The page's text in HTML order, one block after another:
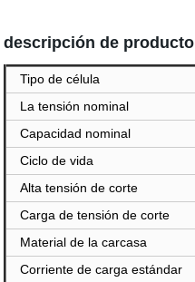
descripción de producto
Tipo de célula
La tensión nominal
Capacidad nominal
Ciclo de vida
Alta tensión de corte
Carga de tensión de corte
Material de la carcasa
Corriente de carga estándar